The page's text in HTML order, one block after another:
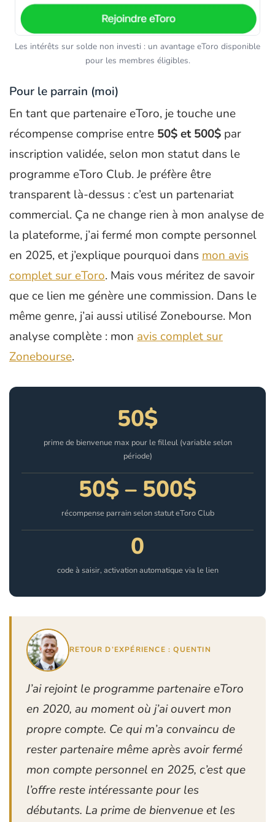
Les intérêts sur solde non investi : un avantage eToro disponible
pour les membres éligibles.
Pour le parrain (moi)
En tant que partenaire eToro, je touche une
récompense comprise entre 50$ et 500$ par
inscription validée, selon mon statut dans le
programme eToro Club. Je préfère être
transparent là-dessus : c’est un partenariat
commercial. Ça ne change rien à mon analyse de
la plateforme, j’ai fermé mon compte personnel
en 2025, et j’explique pourquoi dans mon avis
complet sur eToro. Mais vous méritez de savoir
que ce lien me génère une commission. Dans le
même genre, j’ai aussi utilisé Zonebourse. Mon
analyse complète : mon avis complet sur
Zonebourse.
50$
prime de bienvenue max pour le filleul (variable selon
période)
50$ – 500$
récompense parrain selon statut eToro Club
0
code à saisir, activation automatique via le lien
RETOUR D’EXPÉRIENCE : QUENTIN
J’ai rejoint le programme partenaire eToro
en 2020, au moment où j’ai ouvert mon
propre compte. Ce qui m’a convaincu de
rester partenaire même après avoir fermé
mon compte personnel en 2025, c’est que
l’offre reste intéressante pour les
débutants. La prime de bienvenue et les